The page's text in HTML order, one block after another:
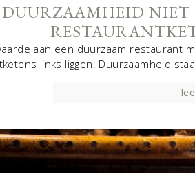
DUURZAAMHEID NIET
aan een duurzaam restaurant
links liggen. Duurzaamheid